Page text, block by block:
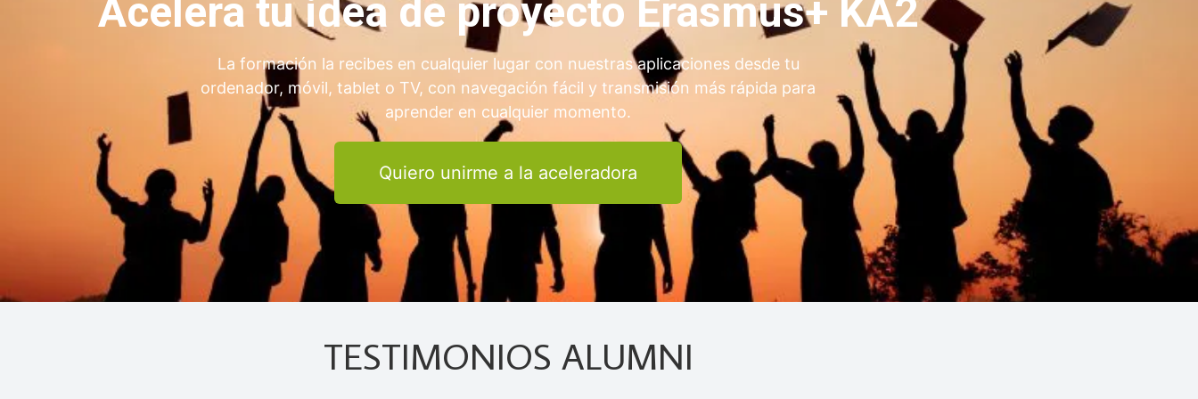
Acelera tu idea de proyecto Erasmus+ KA2
La formación la recibes en cualquier lugar con nuestras aplicaciones desde tu
ordenador, móvil, tablet o TV, con navegación fácil y transmisión más rápida para
aprender en cualquier momento.
Quiero unirme a la aceleradora
TESTIMONIOS ALUMNI